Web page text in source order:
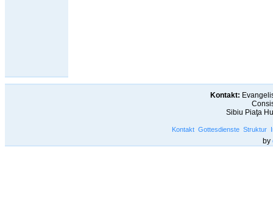
Kontakt:
Sibiu Piaţa
Kontakt Gottesdienste Struktur
by